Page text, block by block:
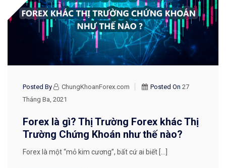
Posted By ChungKhoanForex.com Posted On 27
Tháng Ba, 2021
Forex là gì? Thị Trường Forex khác Thị
Trường Chứng Khoán như thế nào?
Forex là một “mỏ kim cương”, bất cứ ai biết […]